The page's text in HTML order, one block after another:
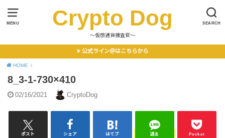
MENU SEARCH
Crypto Dog
〜仮想通貨捜査官〜
公式ライン＠はこちらから
HOME
8_3-1-730×410
02/16/2021 CryptoDog
ポスト シェア はてブ 送る Pocket